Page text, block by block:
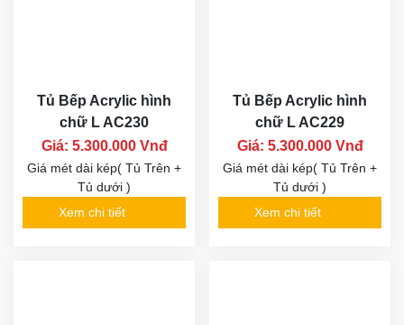
Tủ Bếp Acrylic hình
chữ L AC230
Giá: 5.300.000 Vnđ
Giá mét dài kép( Tủ Trên +
Tủ dưới )
Xem chi tiết
Tủ Bếp Acrylic hình
chữ L AC229
Giá: 5.300.000 Vnđ
Giá mét dài kép( Tủ Trên +
Tủ dưới )
Xem chi tiết